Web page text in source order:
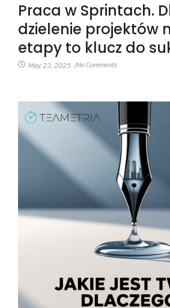
Praca w Sprintach.
dzielenie projektów
etapy to klucz do
May 23, 2025 /No Comments